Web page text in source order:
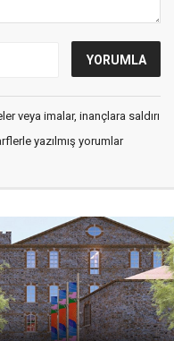
veya imalar, inançlara saldırı
yazılmış yorumlar